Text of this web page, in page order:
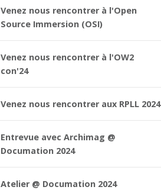
Venez nous rencontrer à l'Open
Source Immersion (OSI)
Venez nous rencontrer à l'OW2
con'24
Venez nous rencontrer aux RPLL 2024
Entrevue avec Archimag @
Documation 2024
Atelier @ Documation 2024